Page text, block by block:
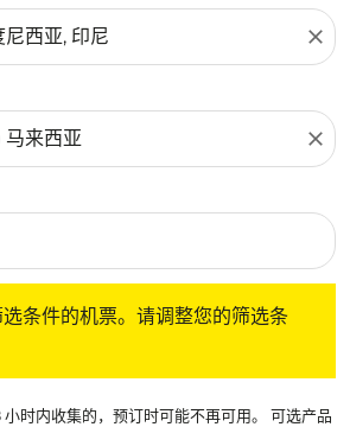
close
close
条件的机票。请调整您的筛选条
时内收集的，预订时可能不再可用。 可选产品